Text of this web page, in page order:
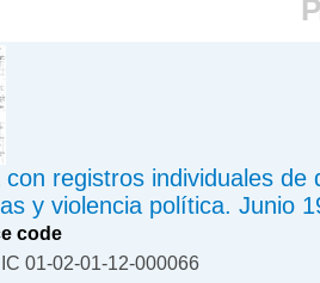
con registros individuales de
y violencia política. Junio
code
01-02-01-12-000066